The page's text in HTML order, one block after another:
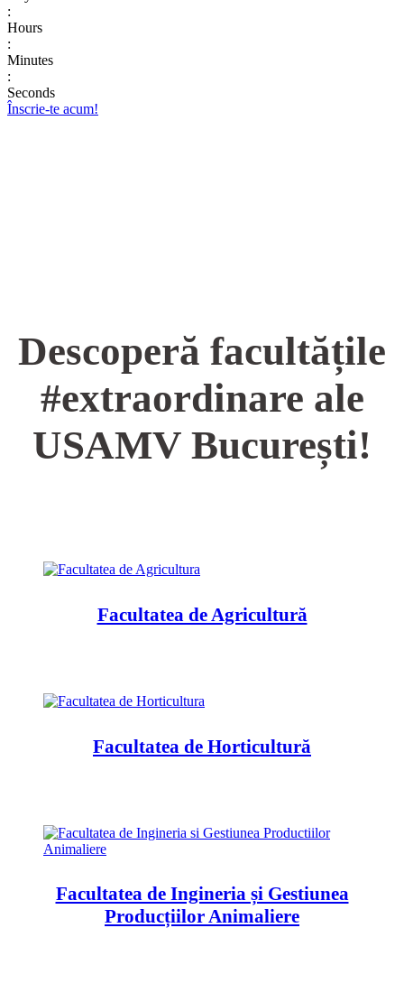
:
Hours
:
Minutes
:
Seconds
Înscrie-te acum!
Descoperă facultățile
#extraordinare ale
USAMV București!
Facultatea de Agricultură
Facultatea de Horticultură
Facultatea de Ingineria și Gestiunea
Producțiilor Animaliere